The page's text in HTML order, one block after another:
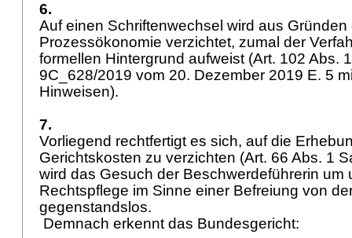
6.
Auf einen Schriftenwechsel wird aus Gründen
Prozessökonomie verzichtet, zumal der
formellen Hintergrund aufweist (Art. 102 Abs.
9C_628/2019 vom 20. Dezember 2019 E. 5
Hinweisen).
7.
Vorliegend rechtfertigt es sich, auf die
Gerichtskosten zu verzichten (Art. 66 Abs. 1
wird das Gesuch der Beschwerdeführerin um
Rechtspflege im Sinne einer Befreiung von
gegenstandslos.
Demnach erkennt das Bundesgericht: